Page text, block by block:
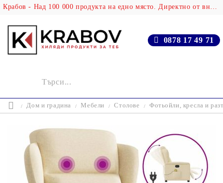
Крабов - Над 100 000 продукта на едно място. Директно от вносителя!
0878 17 49 71
Дом и градина Мебели Столове Фотьойли, кресла и